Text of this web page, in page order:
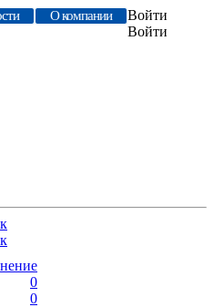
О компании
Войти
Войти
0
0